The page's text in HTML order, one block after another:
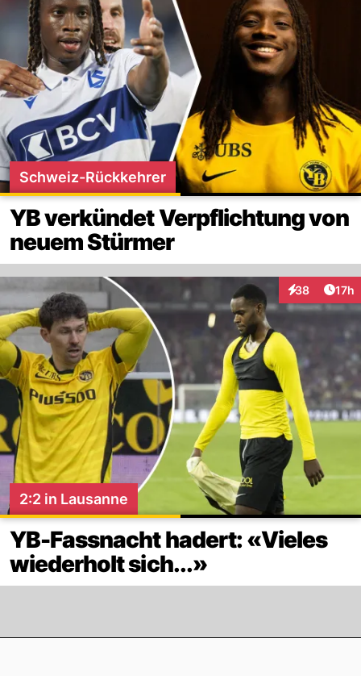
Schweiz-Rückkehrer
YB verkündet Verpflichtung von
neuem Stürmer
38
Interaktionen
17h
2:2 in Lausanne
YB-Fassnacht hadert: «Vieles
wiederholt sich...»